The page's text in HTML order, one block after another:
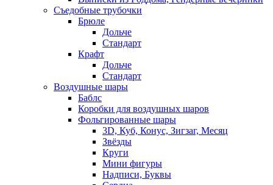
Съедобные трубочки
Брюле
Дольче
Стандарт
Крафт
Дольче
Стандарт
Воздушные шары
Баблс
Коробки для воздушных шаров
Фольгированные шары
3D, Куб, Конус, Зигзаг, Месяц
Звёзды
Круги
Мини фигуры
Надписи, Буквы